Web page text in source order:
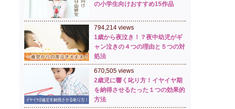
の小学生向けおすすめ15作品
794,214 views
1歳から夜泣き！？夜中幼児がギ
ャン泣きの４つの理由と５つの対
処法
670,505 views
2歳児に響く叱り方！イヤイヤ期
を納得させるたった１つの効果的
方法